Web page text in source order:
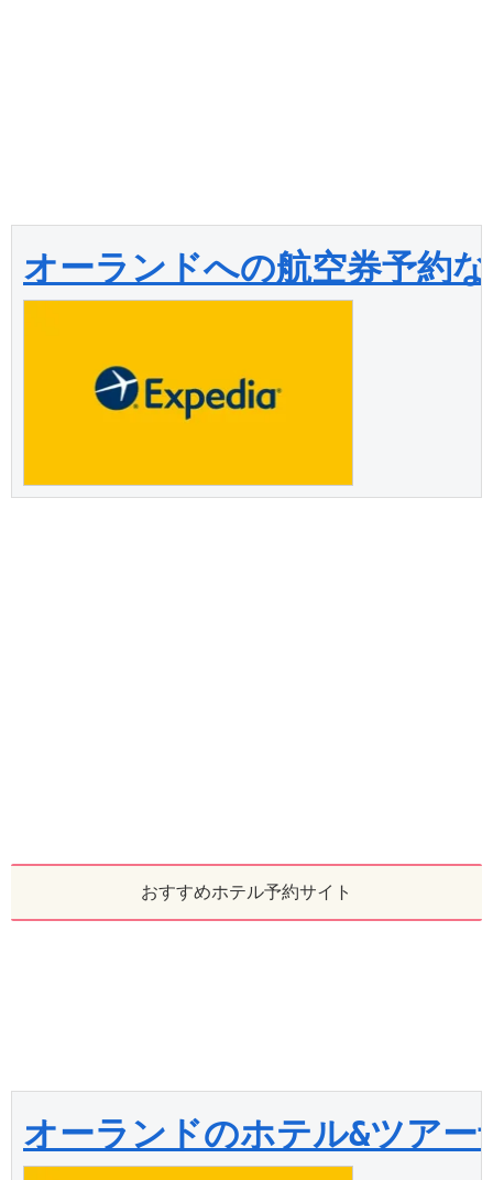
オーランドへの航空券予約
おすすめホテル予約サイト
オーランドのホテル&ツア